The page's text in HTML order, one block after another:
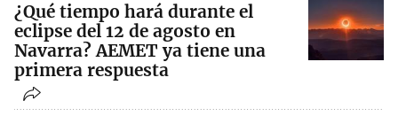
¿Qué tiempo hará durante el
eclipse del 12 de agosto en
Navarra? AEMET ya tiene una
primera respuesta